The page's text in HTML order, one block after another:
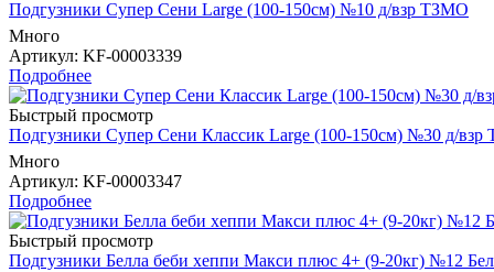
Подгузники Супер Сени Large (100-150см) №10 д/взр ТЗМО
Много
Артикул: KF-00003339
Подробнее
Быстрый просмотр
Подгузники Супер Сени Классик Large (100-150см) №30 д/
Много
Артикул: KF-00003347
Подробнее
Быстрый просмотр
Подгузники Белла беби хеппи Макси плюс 4+ (9-20кг) №12